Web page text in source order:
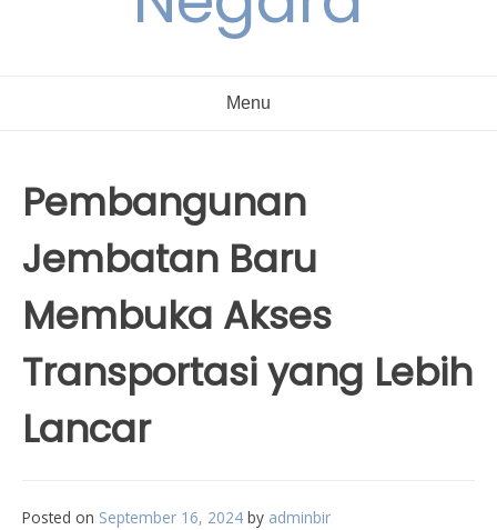
Menu
Pembangunan
Jembatan Baru
Membuka Akses
Transportasi yang Lebih
Lancar
Posted on September 16, 2024 by adminbir